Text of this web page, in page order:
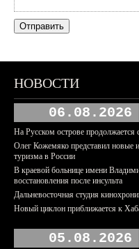
НОВОСТИ
06.08.2026
На Русском острове продолжается
Олег Кожемяко представил новые
туризма в России
В краевой больнице имени
восстановления после инсульта
Дальневосточная студия
Новый циклон приближается к
05.08.2026